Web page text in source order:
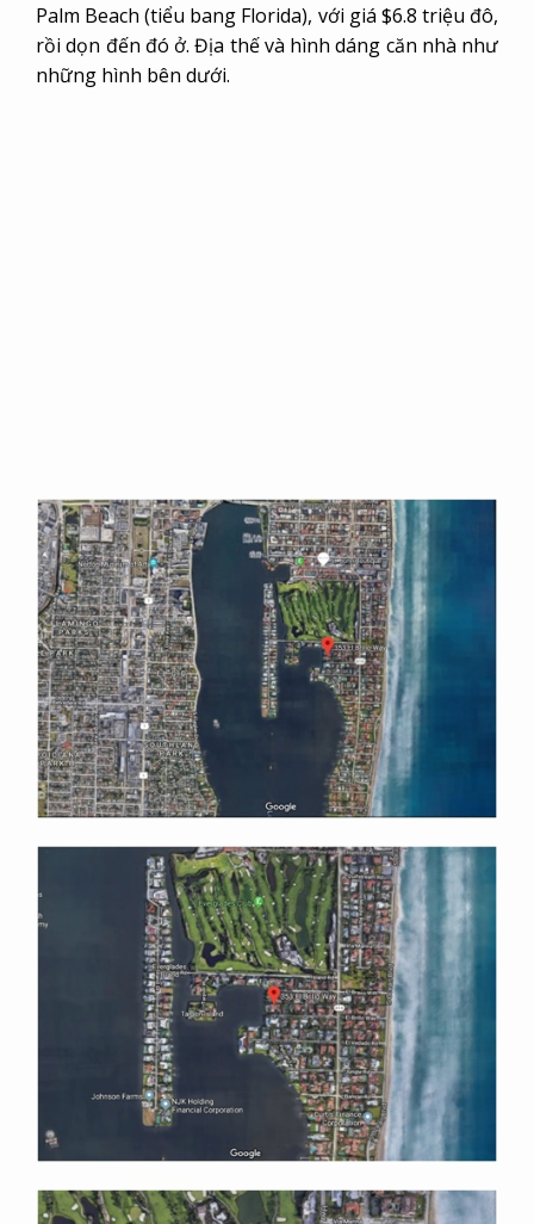
Palm Beach (tiểu bang Florida), với giá $6.8 triệu đô,
rồi dọn đến đó ở. Địa thế và hình dáng căn nhà như
những hình bên dưới.